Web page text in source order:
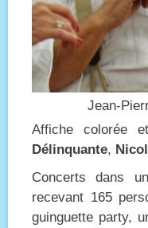
Jean-
Affiche colorée
Délinquante,
Concerts dans
recevant 165
guinguette party,